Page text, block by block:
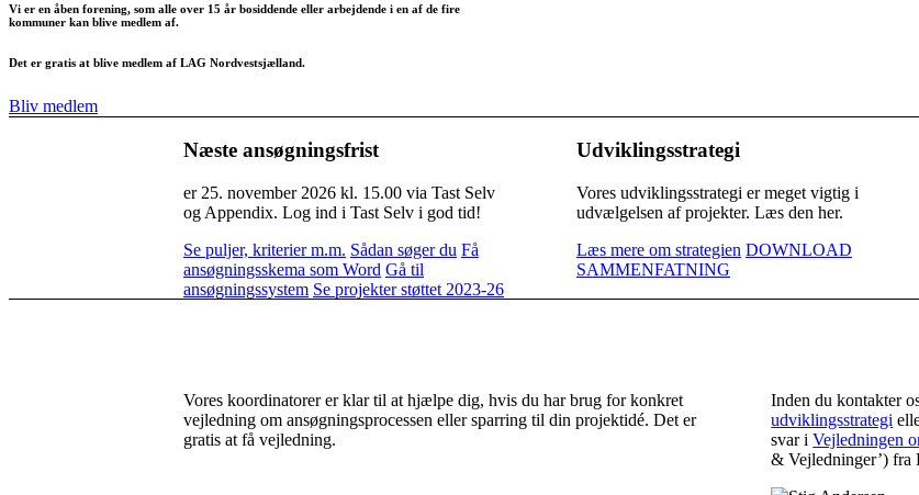
Vi er en åben forening, som alle over 15 år bosiddende eller arbejdende i en af de fire
kommuner kan blive medlem af.
Det er gratis at blive medlem af LAG Nordvestsjælland.
Bliv medlem
Næste ansøgningsfrist
er 25. november 2026 kl. 15.00 via Tast Selv
og Appendix. Log ind i Tast Selv i god tid!
Se puljer, kriterier m.m. Sådan søger du Få
ansøgningsskema som Word Gå til
ansøgningssystem Se projekter støttet 2023-26
Udviklingsstrategi
Vores udviklingsstrategi er meget vigtig i
udvælgelsen af projekter. Læs den her.
Læs mere om strategien DOWNLOAD
SAMMENFATNING
Vores koordinatorer er klar til at hjælpe dig, hvis du har brug for konkret
vejledning om ansøgningsprocessen eller sparring til din projektidé. Det er
gratis at få vejledning.
Inden du kontakter
udviklingsstrategi
svar iVejledningen
& Vejledninger’) fra